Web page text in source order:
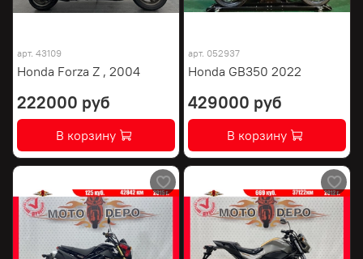
арт. 43109
Honda Forza Z , 2004
222000 руб
В корзину
арт. 052937
Honda GB350 2022
429000 руб
В корзину